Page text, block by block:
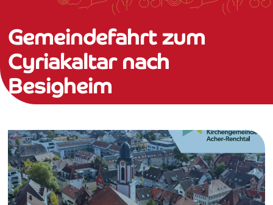
Gemeindefahrt zum
Cyriakaltar nach
Besigheim